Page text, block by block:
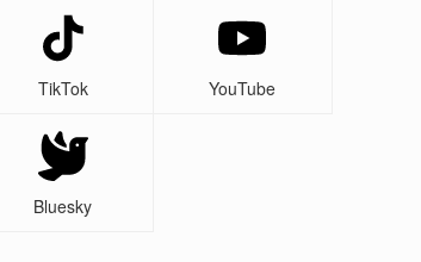
TikTok YouTube
Bluesky